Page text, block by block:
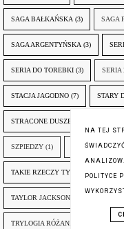
SAGA BAŁKAŃSKA (3) SAGA
SAGA ARGENTYŃSKA (3)
SERIA DO TOREBKI (3) SERIA
STACJA JAGODNO (7) STARY
STRACONE DUSZE
SZPIEDZY (1) SZTUKA ŻYCIA
TAKIE RZECZY TYLKO Z MĘŻEM
TAYLOR JACKSON
TRYLOGIA RÓŻANA
NA TEJ
POLITYCE